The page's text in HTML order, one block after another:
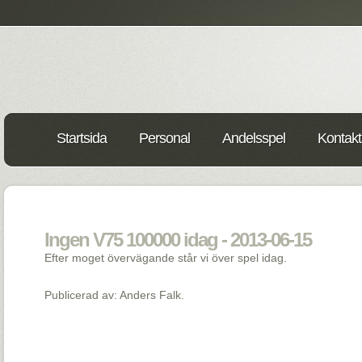
Startsida Personal Andelsspel
Ingen V75 100000 idag - 2013-06-15
Efter moget övervägande står vi över spel idag.
Publicerad av: Anders Falk.